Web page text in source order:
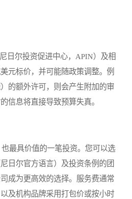
尔投资促进中心，APIN）及相
元标价，并可能随政策调整。例
的额外许可，则会产生附加的审
信息将直接导致预算失真。
最具价值的一笔投资。您可以选
日尔官方语言）及投资条例的团
成为更高效的选择。服务费通常
及机构品牌采用打包价或按小时